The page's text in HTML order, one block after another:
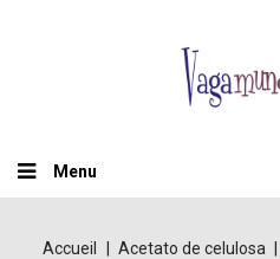
Menu
Accueil Acetato de celulosa